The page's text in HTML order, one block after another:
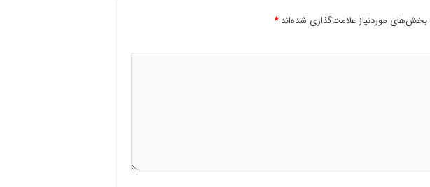
بخش‌های موردنیاز علامت‌گذاری شده‌اند*